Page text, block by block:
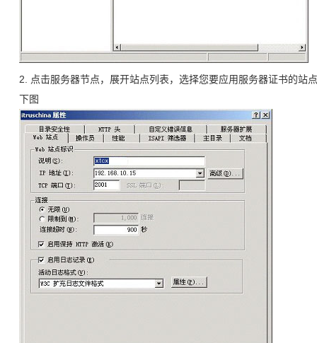
2. 点击服务器节点，展开站点列表，选择您要应用服务器证书的站
下图